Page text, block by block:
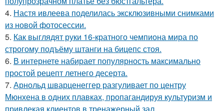
4. Настя ивлеева поделилась эксклюзивными снимками
из новой фотосессии.
5. Как выглядят руки 16-кратного чемпиона мира по
строгому подъёму штанги на бицепс стоя.
6. В интернете набирает популярность максимально
простой рецепт летнего десерта.
7. Арнольд шварценеггер разгуливает по центру
Мюнхена в одних плавках, пропагандируя культуризм и
привлекая клиентов в тренажерный зал.